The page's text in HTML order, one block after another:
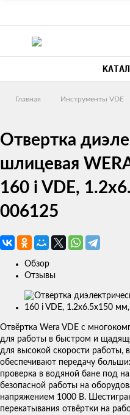
Главная Инструменты VDE
Отвертка
шлицевая
160 i VDE,
006125
Обзор
Отзывы
Изображения
Отвёртка Wera VDE с
для работы в быстром и
для высокой скорости работы,
обеспечивают передачу
проверка в водяной бане под
безопасной работы на
напряжением 1000 В.
перекатывания отвёртки на